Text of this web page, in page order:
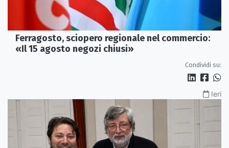
Ferragosto, sciopero regionale nel commercio:
«Il 15 agosto negozi chiusi»
Condividi su:
Ieri